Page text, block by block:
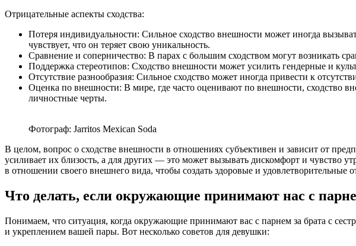
Отрицательные аспекты сходства:
Потеря индивидуальности: Сильное сходство внешности может иногда
чувствует, что он теряет свою уникальность.
Сравнение и соперничество: В парах с большим сходством могут возникать
Поддержка стереотипов: Сходство внешности может усилить гендерные и
Отсутствие разнообразия: Сильное сходство может иногда привести к
Оценка по внешности: В мире, где часто оценивают по внешности, сходство
личностные черты.
Фотограф: Jarritos Mexican Soda
В целом, вопрос о сходстве внешности в отношениях субъективен и зависит от
усиливает их близость, а для других — это может вызывать дискомфорт и чувство
в отношении своего внешнего вида, чтобы создать здоровые и удовлетворительные
Что делать, если окружающие принимают нас с
Понимаем, что ситуация, когда окружающие принимают вас с парнем за брата с
и укреплением вашей пары. Вот несколько советов для девушки: